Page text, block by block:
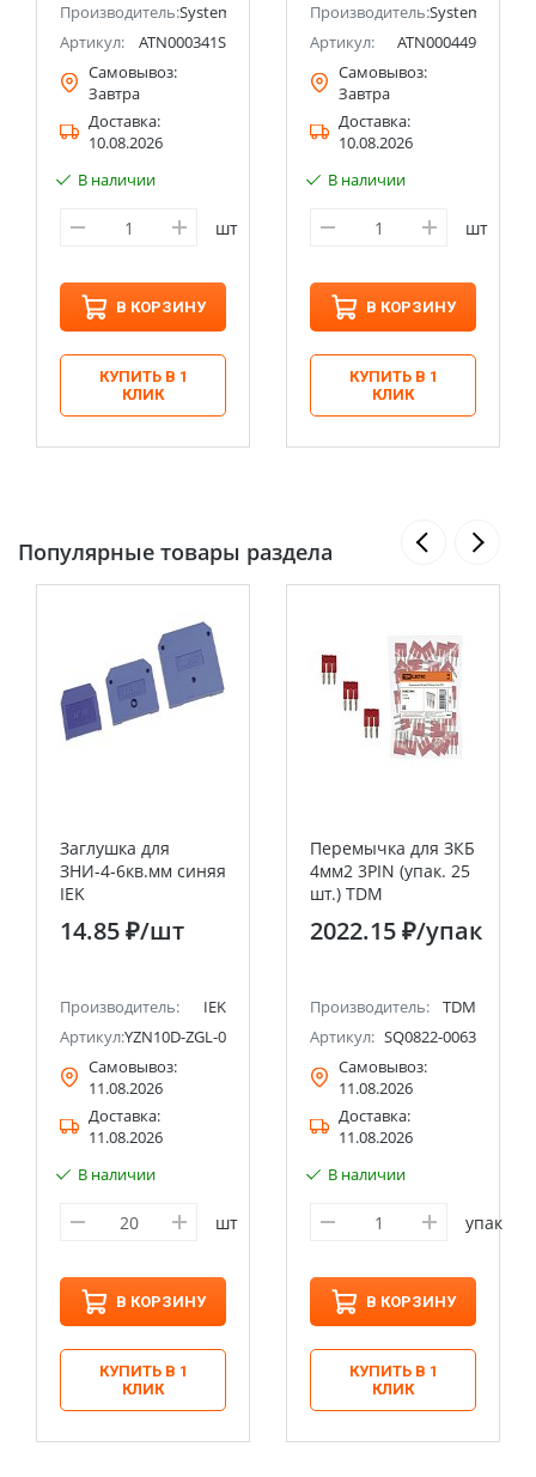
(ранее Schneider Electric)
Производитель:Systeme Electric (ранее Schneider Electric)
Артикул:
ATN000341S
Самовывоз:
Завтра
Доставка:
10.08.2026
В наличии
шт
В КОРЗИНУ
КУПИТЬ В 1
КЛИК
Производитель:Systeme
Артикул:
ATN000449
Самовывоз:
Завтра
Доставка:
10.08.2026
В наличии
шт
В КОРЗИНУ
КУПИТЬ В 1
КЛИК
Популярные товары раздела
Заглушка для
ЗНИ-4-6кв.мм синяя
IEK
14.85 ₽/шт
Производитель:
IEK
Артикул:YZN10D-ZGL-006-K07
Самовывоз:
11.08.2026
Доставка:
11.08.2026
В наличии
шт
В КОРЗИНУ
КУПИТЬ В 1
КЛИК
Перемычка для ЗКБ
4мм2 3PIN (упак. 25
шт.) TDM
2022.15 ₽/упак
Производитель:
TDM
Артикул: SQ0822-0063
Самовывоз:
11.08.2026
Доставка:
11.08.2026
В наличии
упак
В КОРЗИНУ
КУПИТЬ В 1
КЛИК